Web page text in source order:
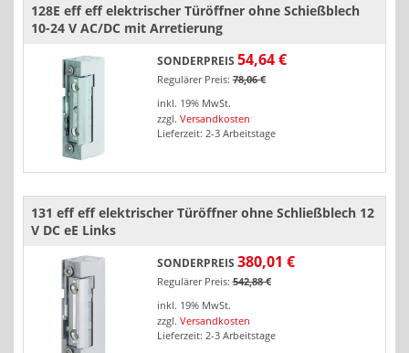
128E eff eff elektrischer Türöffner ohne Schießblech
10-24 V AC/DC mit Arretierung
SONDERPREIS 54,64 €
Regulärer Preis: 78,06 €
inkl. 19% MwSt.
zzgl. Versandkosten
Lieferzeit: 2-3 Arbeitstage
131 eff eff elektrischer Türöffner ohne Schließblech 12
V DC eE Links
SONDERPREIS 380,01 €
Regulärer Preis: 542,88 €
inkl. 19% MwSt.
zzgl. Versandkosten
Lieferzeit: 2-3 Arbeitstage